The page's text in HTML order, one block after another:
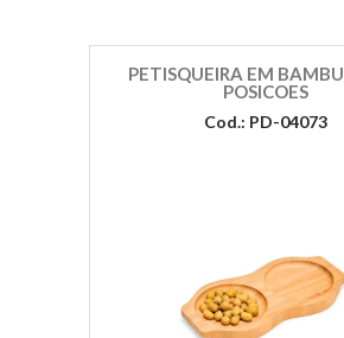
PETISQUEIRA EM
POSICOES
Cod.: PD-04073